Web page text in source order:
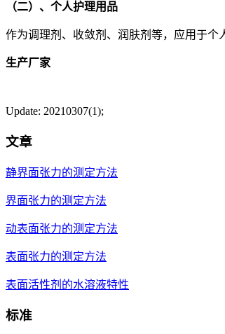
（二）、个人护理用品
作为调理剂、收敛剂、润肤剂等，应用于个
生产厂家
Update: 20210307(1);
文章
静界面张力的测定方法
界面张力的测定方法
动表面张力的测定方法
表面张力的测定方法
表面活性剂的水溶液特性
标准